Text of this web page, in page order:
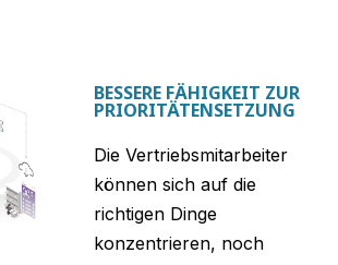
BESSERE FÄHIGKEIT ZUR
PRIORITÄTENSETZUNG
Die Vertriebsmitarbeiter
können sich auf die
richtigen Dinge
konzentrieren, noch